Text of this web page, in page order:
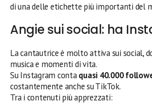
di una delle etichette più importanti del
Angie sui social: ha
La cantautrice è molto attiva sui social,
musica e momenti di vita.
Su Instagram contaquasi 40.000
costantemente anche su TikTok.
Tra i contenuti più apprezzati: